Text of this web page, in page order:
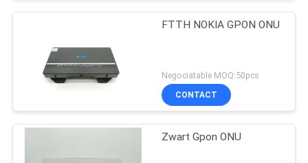
FTTH NOKIA GPON ONU
Negociatable MOQ:50pcs
CONTACT
Zwart Gpon ONU